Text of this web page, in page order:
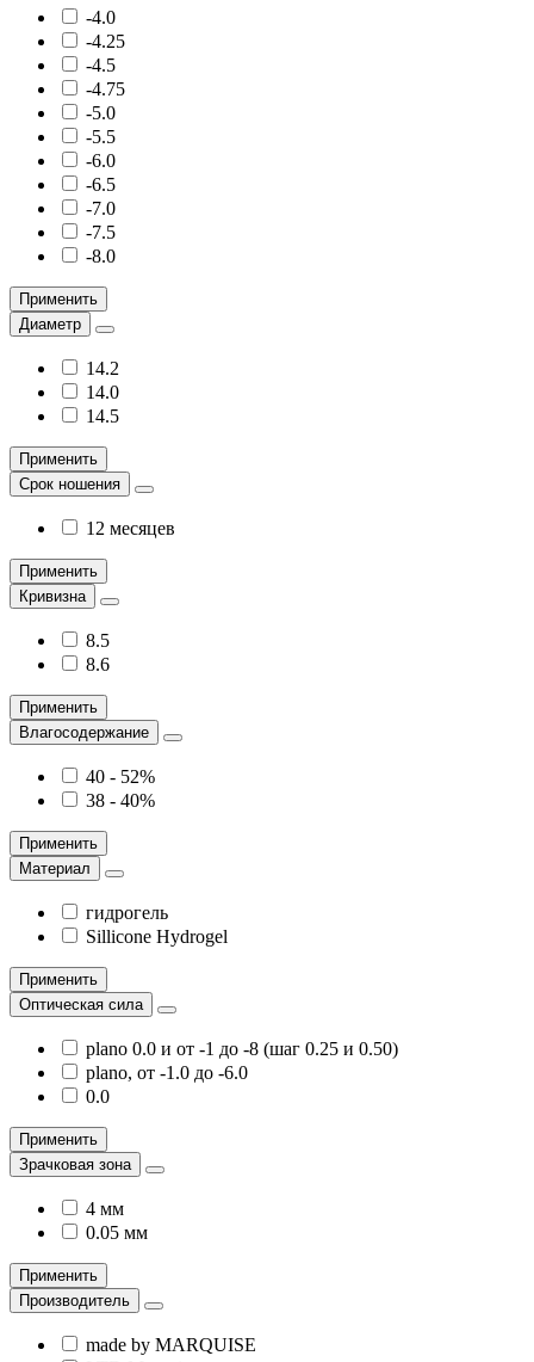
-4.0
-4.25
-4.5
-4.75
-5.0
-5.5
-6.0
-6.5
-7.0
-7.5
-8.0
Применить
Диаметр
14.2
14.0
14.5
Применить
Срок ношения
12 месяцев
Применить
Кривизна
8.5
8.6
Применить
Влагосодержание
40 - 52%
38 - 40%
Применить
Материал
гидрогель
Sillicone Hydrogel
Применить
Оптическая сила
plano 0.0 и от -1 до -8 (шаг 0.25 и 0.50)
plano, от -1.0 до -6.0
0.0
Применить
Зрачковая зона
4 мм
0.05 мм
Применить
Производитель
made by MARQUISE